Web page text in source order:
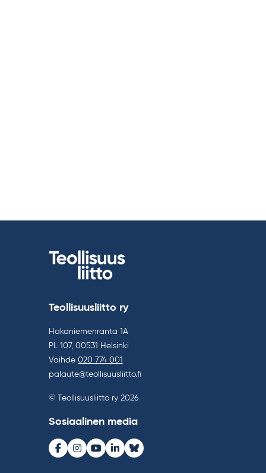
Teollisuusliitto ry
Hakaniemenranta 1A
PL 107, 00531 Helsinki
Vaihde 020 774 001
palaute@teollisuusliitto.fi
© Teollisuusliitto ry 2026
Sosiaalinen media
Facebook
Instagram
Youtube
LinkedInBluesky